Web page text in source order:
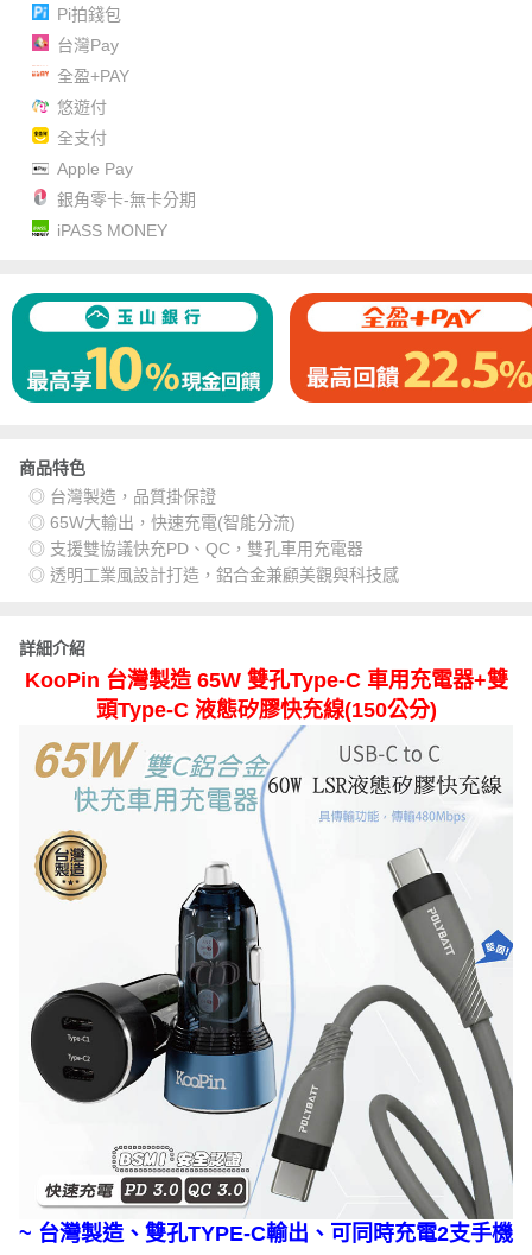
Pi拍錢包
台灣Pay
全盈+PAY
悠遊付
全支付
Apple Pay
銀角零卡-無卡分期
iPASS MONEY
商品特色
◎ 台灣製造，品質掛保證
◎ 65W大輸出，快速充電(智能分流)
◎ 支援雙協議快充PD、QC，雙孔車用充電器
◎ 透明工業風設計打造，鋁合金兼顧美觀與科技感
詳細介紹
KooPin 台灣製造 65W 雙孔Type-C 車用充電器+雙
頭Type-C 液態矽膠快充線(150公分)
~ 台灣製造、雙孔TYPE-C輸出、可同時充電2支手機